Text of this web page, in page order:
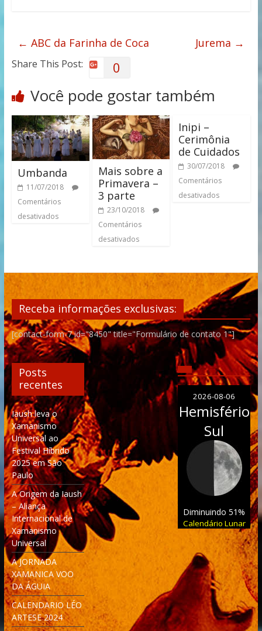
← ABC da Farinha de Coca Jurema →
Share This Post: 0
Você pode gostar também
Umbanda
11/07/2018
Comentários
desativados
Mais sobre a
Primavera –
3 parte
23/10/2018
Comentários
desativados
Inipi –
Cerimônia
de Cuidados
30/07/2018
Comentários
desativados
Receba informações exclusivas:
[contact-form-7 id="8450" title="Formulário de contato 1"]
Posts
recentes
Iaush leva o
Xamanismo
Universal ao
Festival Híbrido
2025 em São
Paulo
A Origem da Iaush
– Aliança
Internacional de
Xamanismo
Universal
A JORNADA
XAMANICA VOO
DA ÁGUIA
CALENDARIO LÉO
ARTESE 2024
2026-08-06
Hemisfério
Sul
Diminuindo 51%
Calendário Lunar